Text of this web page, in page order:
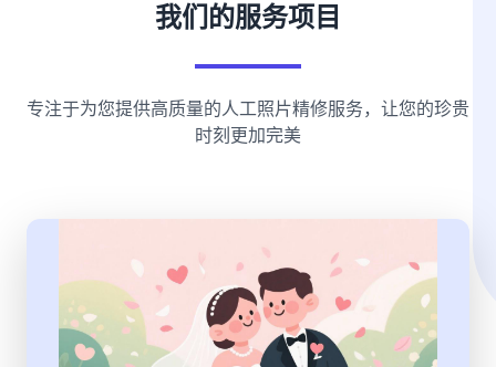
我们的服务项目
专注于为您提供高质量的人工照片精修服务，让您的珍贵
时刻更加完美